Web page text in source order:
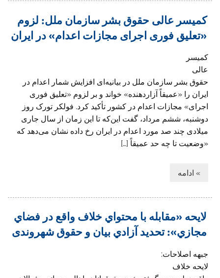
کمیسر عالی حقوق بشر سازمان ملل: لزوم
«تعلیق فوری اجرای مجازات اعدام» در ایران
کمیسر
عالی
حقوق بشر سازمان ملل در بیانیه‌ای افزایش شمار اعدام در
ایران را «عمیقاً آزاردهنده» خواند و بر لزوم «تعلیق فوری
اجرای» مجازات اعدام در کشور تأکید کرد. فولکر تورک روز
دوشنبه،‌ ششم مرداد، گفت این‌که تا این زمان از سال جاری
میلادی چند صد مورد اعدام در ایران رخ داده نشان می‌دهد که
«وضعیت تا چه حد عمیقاً […]
» ادامه
لايحه «مقابله با محتواي خلاف واقع در فضاي
مجازي»: تحديد آزادي بيان و حقوق شهروندی
جبهه اصلاحات:
لایحه خلاف